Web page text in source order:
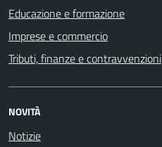
Educazione e formazione
Imprese e commercio
Tributi, finanze e contravvenzioni
NOVITÀ
Notizie